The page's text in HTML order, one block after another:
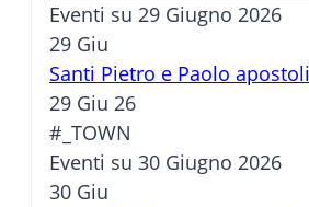
Eventi su 29 Giugno 2026
29 Giu
Santi Pietro e Paolo apostoli
29 Giu 26
#_TOWN
Eventi su 30 Giugno 2026
30 Giu